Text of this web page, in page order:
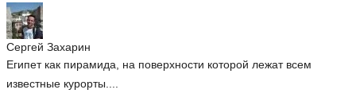
Сергей Захарин
Египет как пирамида, на поверхности которой лежат всем
известные курорты....